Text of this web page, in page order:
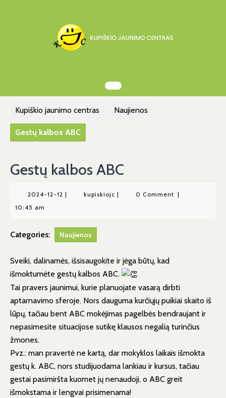
Kupiškio jaunimo centras Naujienos
Gestų kalbos ABC
Gestų kalbos ABC
2024-12-12 2024-
| kupiskiojckupiskiojc
| 0 Comment |
10:45 am
Categories: Naujienos
Sveiki, dalinamės, išsisaugokite ir jėga būtų, kad
išmoktumėte gestų kalbos ABC.
Tai pravers jaunimui, kurie planuojate vasarą dirbti
aptarnavimo sferoje. Nors dauguma kurčiųjų puikiai skaito iš
lūpų, tačiau bent ABC mokėjimas pagelbės bendraujant ir
nepasimesite situacijose sutikę klausos negalią turinčius
žmones.
Pvz.: man pravertė ne kartą, dar mokyklos laikais išmokta
gestų k. ABC, nors studijuodama lankiau ir kursus, tačiau
gestai pasimiršta kuomet jų nenaudoji, o ABC greit
išmokstama ir lengvai prisimenama!